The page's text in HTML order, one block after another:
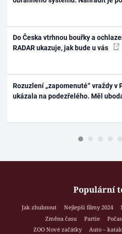
Do Česka vtrhnou bouřky a
RADAR ukazuje, jak bude u vás
Rozuzlení „zapomenuté“ vraždy v
ukázala na podezřelého. Měl
Populární
Jak zhubnout Nejlepší filmy 2024
Změna času
Partie
ZOO Nové začátky
Auto –